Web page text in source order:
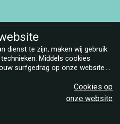
2026 - Aangeboden door
dienst te zijn, maken wij gebruik
Middels cookies
surfgedrag op onze website.
te delen via social media.
Cookies op
onze website